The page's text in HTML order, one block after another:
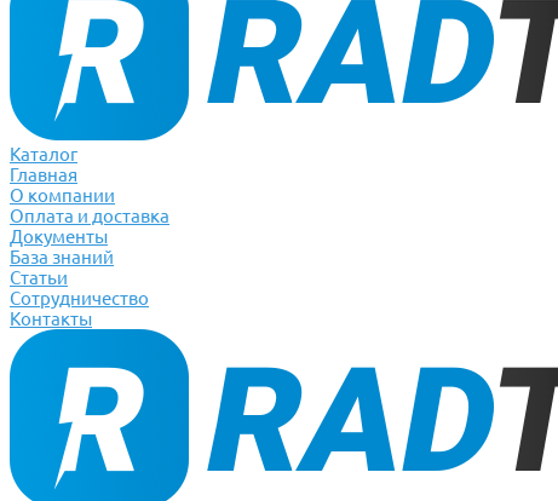
Каталог
Главная
О компании
Оплата и доставка
Документы
База знаний
Статьи
Сотрудничество
Контакты